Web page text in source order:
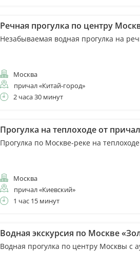
Речная прогулка по центру
Незабываемая водная прогулка на
Москва
причал «Китай-город»
2 часа 30 минут
Прогулка на теплоходе от
Прогулка по Москве-реке на
Москва
причал «Киевский»
1 час 15 минут
Водная экскурсия по Москве
Водная прогулка по центру Москвы с